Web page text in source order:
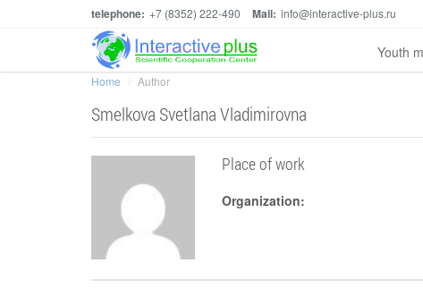
telephone: +7 (8352) 222-490 Mail: info@interactive-plus.ru
Youth
Home Author
Smelkova Svetlana Vladimirovna
Place of work
Organization: